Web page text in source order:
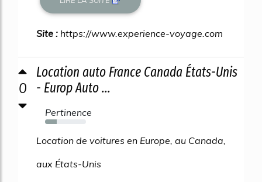
Site : https://www.experience-voyage.com
0
Location auto France Canada États-Unis
- Europ Auto ...
Pertinence
28%
Location de voitures en Europe, au Canada,
aux États-Unis